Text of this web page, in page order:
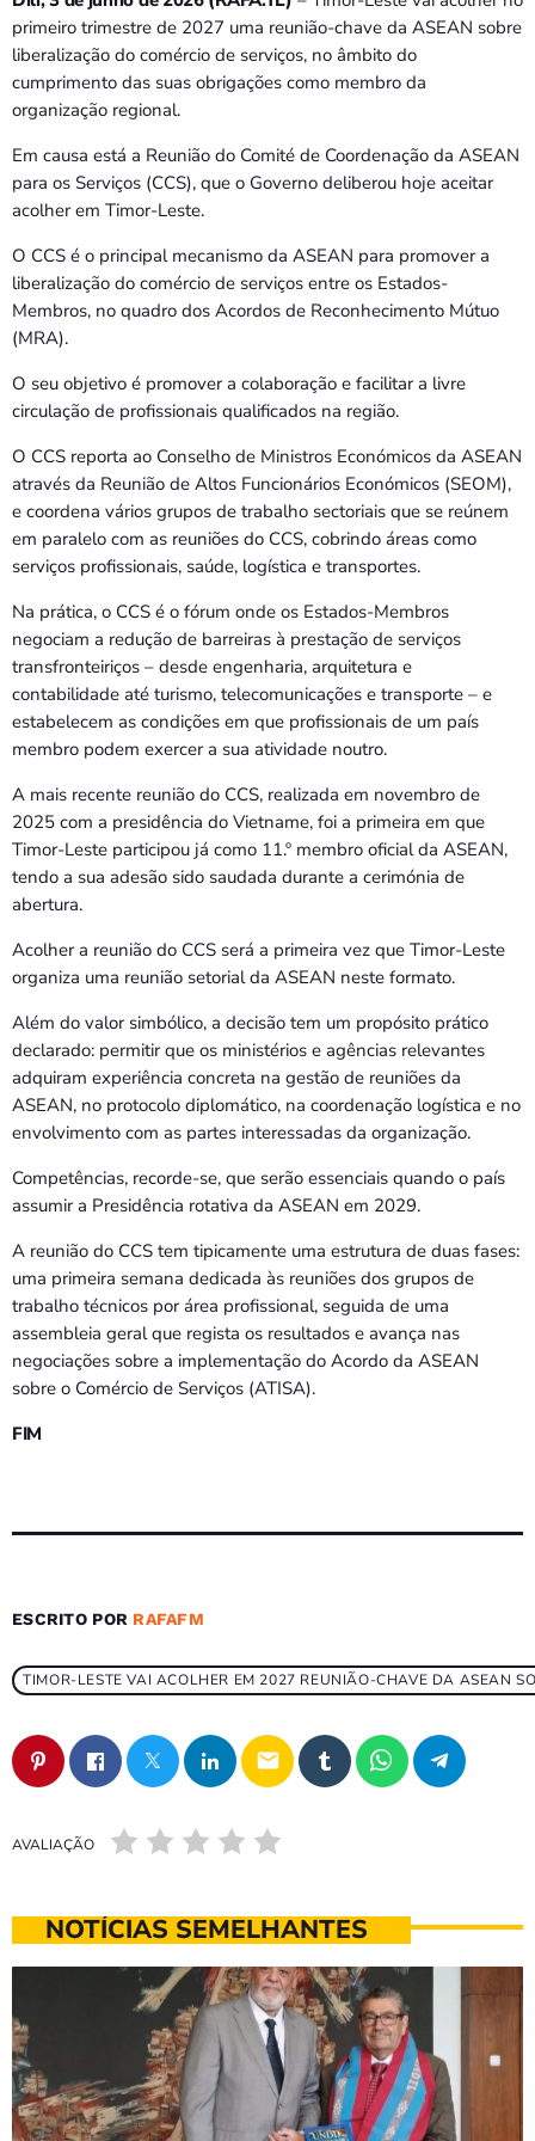
7:00 AM - 10:00 AM
primeiro trimestre de 2027 uma reunião-chave da ASEAN sobre
liberalização do comércio de serviços, no âmbito do
cumprimento das suas obrigações como membro da
organização regional.
Em causa está a Reunião do Comité de Coordenação da ASEAN
para os Serviços (CCS), que o Governo deliberou hoje aceitar
acolher em Timor-Leste.
O CCS é o principal mecanismo da ASEAN para promover a
liberalização do comércio de serviços entre os Estados-
Membros, no quadro dos Acordos de Reconhecimento Mútuo
(MRA).
O seu objetivo é promover a colaboração e facilitar a livre
circulação de profissionais qualificados na região.
O CCS reporta ao Conselho de Ministros Económicos da ASEAN
através da Reunião de Altos Funcionários Económicos (SEOM),
e coordena vários grupos de trabalho sectoriais que se reúnem
em paralelo com as reuniões do CCS, cobrindo áreas como
serviços profissionais, saúde, logística e transportes.
Na prática, o CCS é o fórum onde os Estados-Membros
negociam a redução de barreiras à prestação de serviços
transfronteiriços – desde engenharia, arquitetura e
contabilidade até turismo, telecomunicações e transporte – e
estabelecem as condições em que profissionais de um país
membro podem exercer a sua atividade noutro.
A mais recente reunião do CCS, realizada em novembro de
2025 com a presidência do Vietname, foi a primeira em que
Timor-Leste participou já como 11.º membro oficial da ASEAN,
tendo a sua adesão sido saudada durante a cerimónia de
abertura.
Acolher a reunião do CCS será a primeira vez que Timor-Leste
organiza uma reunião setorial da ASEAN neste formato.
Além do valor simbólico, a decisão tem um propósito prático
declarado: permitir que os ministérios e agências relevantes
adquiram experiência concreta na gestão de reuniões da
ASEAN, no protocolo diplomático, na coordenação logística e no
envolvimento com as partes interessadas da organização.
Competências, recorde-se, que serão essenciais quando o país
assumir a Presidência rotativa da ASEAN em 2029.
A reunião do CCS tem tipicamente uma estrutura de duas fases:
uma primeira semana dedicada às reuniões dos grupos de
trabalho técnicos por área profissional, seguida de uma
assembleia geral que regista os resultados e avança nas
negociações sobre a implementação do Acordo da ASEAN
sobre o Comércio de Serviços (ATISA).
FIM
ESCRITO POR RAFAFM
TIMOR-LESTE VAI ACOLHER EM 2027 REUNIÃO-CHAVE DA ASEAN
email
AVALIAÇÃO
NOTÍCIAS SEMELHANTES